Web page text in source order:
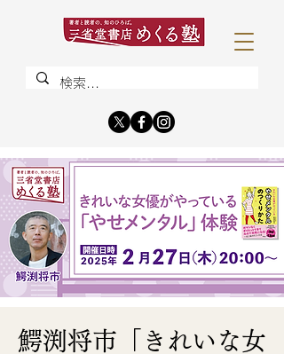
鰐渕将市「きれいな女